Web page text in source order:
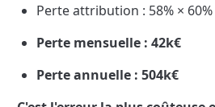
Perte attribution : 58% × 60%
Perte mensuelle : 42k€
Perte annuelle : 504k€